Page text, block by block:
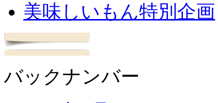
美味しいもん特別企画
バックナンバー